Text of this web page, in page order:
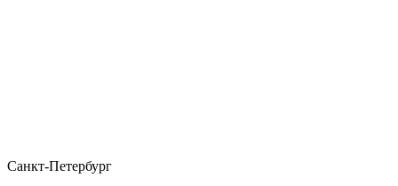
Санкт-Петербург